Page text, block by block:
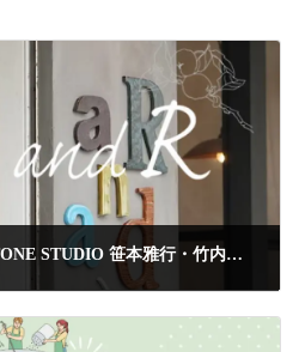
【2月企画展】LIVING STONE STUDIO 笹本雅行・竹内陽子｜ギャラリー林檎の木 andR ベトナムごはんの1day cafe｜2026年2月24日(火)-25(水)